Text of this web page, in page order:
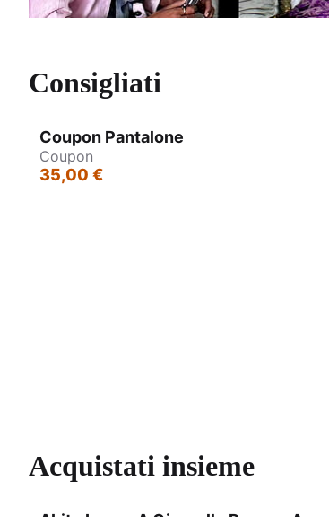
Consigliati
Coupon Pantalone
Coupon
35,00 €
Acquistati insieme